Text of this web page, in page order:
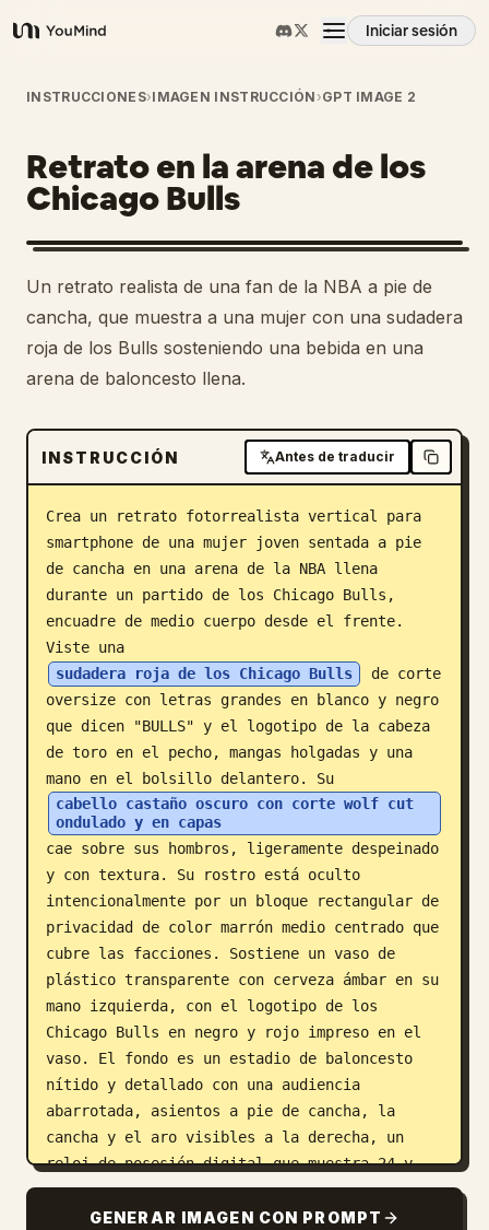
YouMind
Iniciar sesión
Resumen
Casos de uso
Habilidades
Prompts
Precios
Descargar
Blog
Actualizaciones
INSTRUCCIONES›IMAGEN INSTRUCCIÓN ›GPT IMAGE 2
Retrato en la arena de los
Chicago Bulls
Un retrato realista de una fan de la NBA a pie de
cancha, que muestra a una mujer con una sudadera
roja de los Bulls sosteniendo una bebida en una
arena de baloncesto llena.
INSTRUCCIÓN Antes de traducir
Crea un retrato fotorrealista vertical para
smartphone de una mujer joven sentada a pie
de cancha en una arena de la NBA llena
durante un partido de los Chicago Bulls,
encuadre de medio cuerpo desde el frente.
Viste una
sudadera roja de los Chicago Bulls
de corte
oversize con letras grandes en blanco y negro
que dicen "BULLS" y el logotipo de la cabeza
de toro en el pecho, mangas holgadas y una
mano en el bolsillo delantero. Su
cabello castaño oscuro con corte wolf cut
ondulado y en capas
cae sobre sus hombros, ligeramente despeinado
y con textura. Su rostro está oculto
intencionalmente por un bloque rectangular de
privacidad de color marrón medio centrado que
cubre las facciones. Sostiene un vaso de
plástico transparente con cerveza ámbar en su
mano izquierda, con el logotipo de los
Chicago Bulls en negro y rojo impreso en el
vaso. El fondo es un estadio de baloncesto
nítido y detallado con una audiencia
abarrotada, asientos a pie de cancha, la
cancha y el aro visibles a la derecha, un
reloj de posesión digital que muestra 24 y
tableros LED rojos alrededor de la arena que
muestran la marca de los Bulls; incluye
GENERAR IMAGEN CON PROMPT